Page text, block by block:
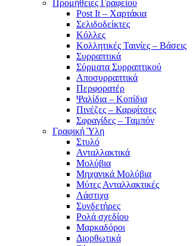
Προμήθειες Γραφείου
Post It – Χαρτάκια
Σελιδοδείκτες
Κόλλες
Κολλητικές Ταινίες – Βάσεις
Συρραπτικά
Σύρματα Συρραπτικού
Αποσυρραπτικά
Περφορατέρ
Ψαλίδια – Κοπίδια
Πινέζες – Καρφίτσες
Σφραγίδες – Ταμπόν
Γραφική Ύλη
Στυλό
Ανταλλακτικά
Μολύβια
Μηχανικά Μολύβια
Μύτες Ανταλλακτικές
Λάστιχα
Συνδετήρες
Ρολά σχεδίου
Μαρκαδόροι
Διορθωτικά